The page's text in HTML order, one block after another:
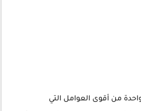
من أقوى العوامل التي